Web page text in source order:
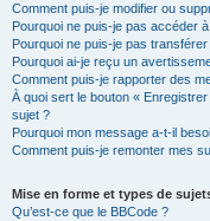
Comment puis-je modifier ou
Pourquoi ne puis-je pas accéder
Pourquoi ne puis-je pas
Pourquoi ai-je reçu un
Comment puis-je rapporter des
À quoi sert le bouton «
sujet ?
Pourquoi mon message a-t-il
Comment puis-je remonter mes
Mise en forme et types de
Qu’est-ce que le BBCode ?